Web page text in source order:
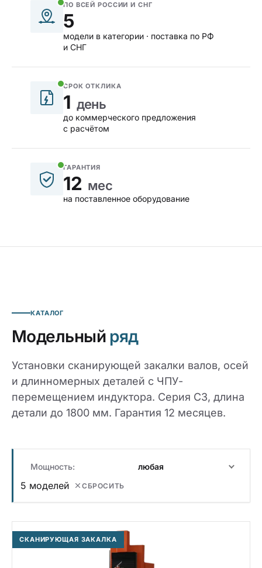
ПО ВСЕЙ РОССИИ И СНГ
5
модели в категории · поставка по РФ
и СНГ
СРОК ОТКЛИКА
1 день
до коммерческого предложения
с расчётом
ГАРАНТИЯ
12 мес
на поставленное оборудование
КАТАЛОГ
Модельный ряд
Установки сканирующей закалки валов, осей
и длинномерных деталей с ЧПУ-
перемещением индуктора. Серия СЗ, длина
детали до 1800 мм. Гарантия 12 месяцев.
Мощность: любая
5 моделей СБРОСИТЬ
СКАНИРУЮЩАЯ ЗАКАЛКА